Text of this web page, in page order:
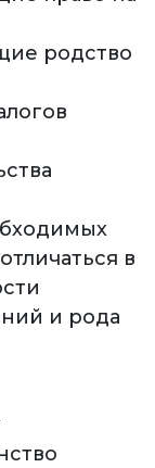
родство
в
и рода